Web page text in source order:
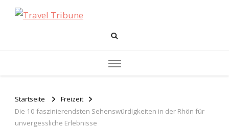
Startseite
Freizeit
Die 10 faszinierendsten Sehenswürdigkeiten in der Rhön für
unvergessliche Erlebnisse